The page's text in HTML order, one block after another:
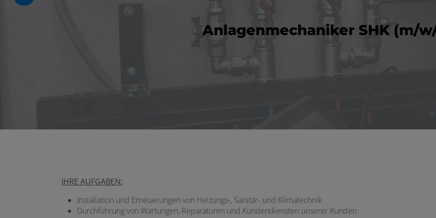
Anlagenmechaniker SHK (m/
IHRE AUFGABEN:
Installation und Erneuerungen von Heizungs-, Sanitär- und Klimatechnik
Durchführung von Wartungen, Reparaturen und Kundendiensten unserer Kunden